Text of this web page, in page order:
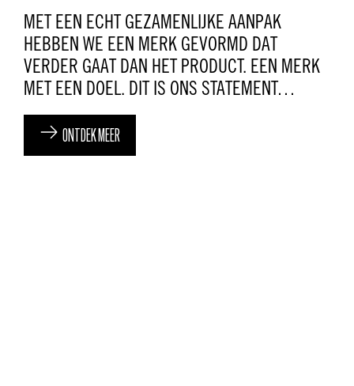
MET EEN ECHT GEZAMENLIJKE AANPAK
HEBBEN WE EEN MERK GEVORMD DAT
VERDER GAAT DAN HET PRODUCT. EEN MERK
MET EEN DOEL. DIT IS ONS STATEMENT…
ONTDEK MEER